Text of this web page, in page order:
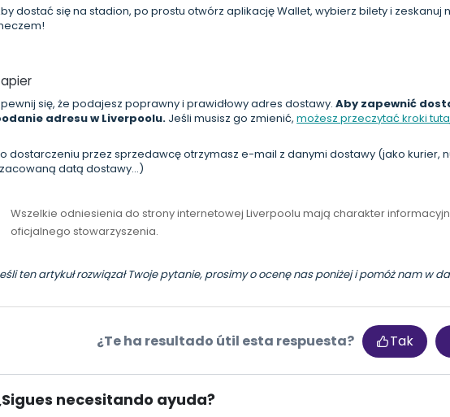
dostać się na stadion, po prostu otwórz aplikację Wallet, wybierz bilety i zeskanuj
się, że podajesz poprawny i prawidłowy adres dostawy.Aby zapewnić
adresu w Liverpoolu. Jeśli musisz go zmienić,możesz przeczytać kroki
dostarczeniu przez sprzedawcę otrzymasz e-mail z danymi dostawy (jako kurier,
datą dostawy...)
Wszelkie odniesienia do strony internetowej Liverpoolu mają charakter
oficjalnego stowarzyszenia.
ten artykuł rozwiązał Twoje pytanie, prosimy o ocenę nas poniżej i pomóż nam w
¿Te ha resultado útil esta respuesta? Tak
necesitando ayuda?